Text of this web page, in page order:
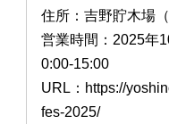
住所：吉野貯木場
営業時間：2025年
0:00-15:00
URL：https://
fes-2025/